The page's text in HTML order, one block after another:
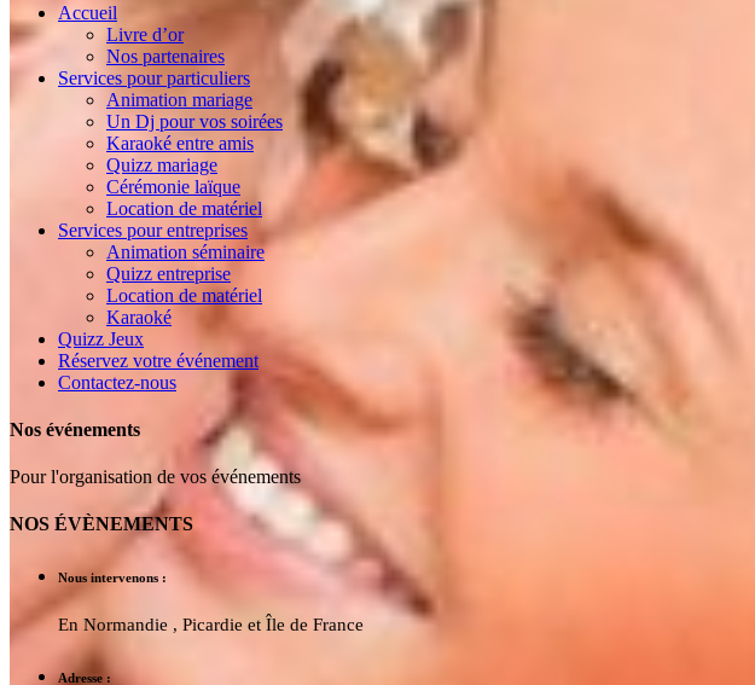
Accueil
Livre d’or
Nos partenaires
Services pour particuliers
Animation mariage
Un Dj pour vos soirées
Karaoké entre amis
Quizz mariage
Cérémonie laïque
Location de matériel
Services pour entreprises
Animation séminaire
Quizz entreprise
Location de matériel
Karaoké
Quizz Jeux
Réservez votre événement
Contactez-nous
Nos événements
Pour l'organisation de vos événements
NOS ÉVÈNEMENTS
Nous intervenons :
En Normandie , Picardie et Île de France
Adresse :